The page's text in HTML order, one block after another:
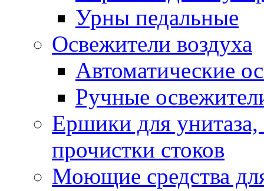
Урны педальные
Освежители воздуха
Автоматические
Ручные
Ершики для
прочистки стоков
Моющие средства